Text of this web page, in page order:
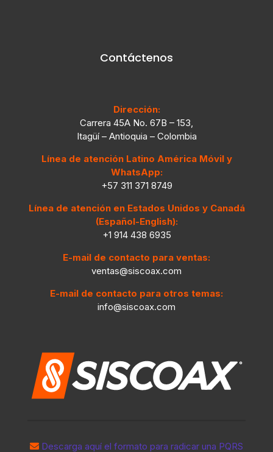
Contáctenos
Dirección:
Carrera 45A No. 67B – 153,
Itagüí – Antioquia – Colombia
Línea de atención Latino América Móvil y
WhatsApp:
+57 311 371 8749
Línea de atención en Estados Unidos y Canadá
(Español-English):
+1 914 438 6935
E-mail de contacto para ventas:
ventas@siscoax.com
E-mail de contacto para otros temas:
info@siscoax.com
Descarga aquí el formato para radicar una PQRS